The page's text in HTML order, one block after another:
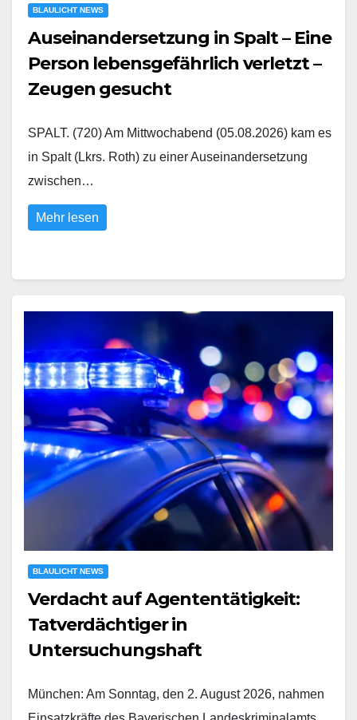
BLAULICHT NEWS
Auseinandersetzung in Spalt – Eine
Person lebensgefährlich verletzt –
Zeugen gesucht
SPALT. (720) Am Mittwochabend (05.08.2026) kam es
in Spalt (Lkrs. Roth) zu einer Auseinandersetzung
zwischen…
Mehr lesen
BLAULICHT NEWS
Verdacht auf Agententätigkeit:
Tatverdächtiger in
Untersuchungshaft
München: Am Sonntag, den 2. August 2026, nahmen